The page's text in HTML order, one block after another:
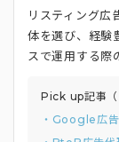
リスティング広
体を選び、経験
スで運用する際
Pick up記事（